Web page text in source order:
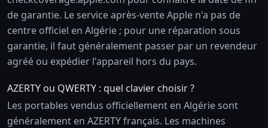
de garantie. Le service après-vente Apple n'a pas de
centre officiel en Algérie ; pour une réparation sous
garantie, il faut généralement passer par un revendeur
agréé ou expédier l'appareil hors du pays.
AZERTY ou QWERTY : quel clavier choisir ?
Les portables vendus officiellement en Algérie sont
généralement en AZERTY français. Les machines